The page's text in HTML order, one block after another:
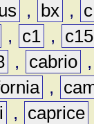
, bx ,
c
, c1 ,
c15
, cabrio
,
, caprice